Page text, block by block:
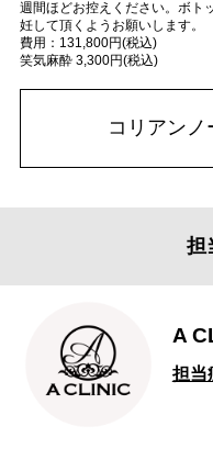
週間ほどお控えください。ボト
妊して頂くようお願いします。
費用：131,800円(税込)
笑気麻酔 3,300円(税込)
コリアン
担
A
担当